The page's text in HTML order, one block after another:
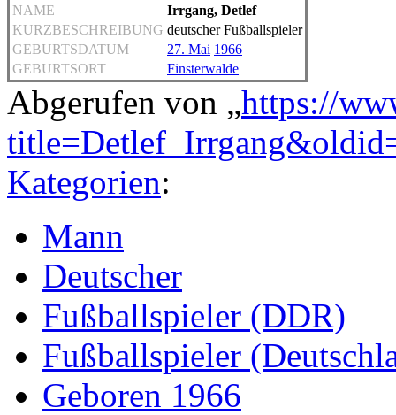
NAME
Irrgang, Detlef
KURZBESCHREIBUNG deutscher Fußballspieler
GEBURTSDATUM
27. Mai 1966
GEBURTSORT
Finsterwalde
Abgerufen von „https://
Kategorien:
Mann
Deutscher
Fußballspieler (DDR)
Fußballspieler
Geboren 1966